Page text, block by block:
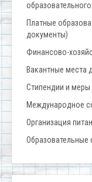
Платные
документы)
Финансово-
Вакантные места
Стипендии и
Международное
Организация
Образовательные